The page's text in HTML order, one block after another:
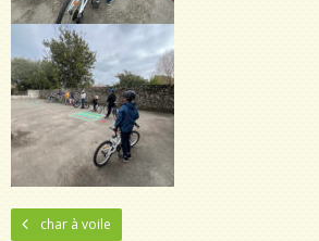
char à voile